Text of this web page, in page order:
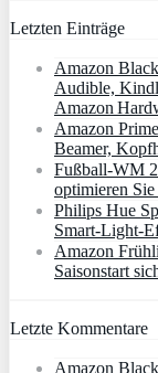
Letzten Einträge
Amazon
Audible,
Amazon
Amazon
Beamer,
Fußball-WM
optimieren
Philips Hue
Amazon
Saisonstart
Letzte Kommentare
Amazon